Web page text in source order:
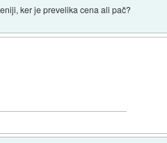
ker je prevelika cena ali pač?